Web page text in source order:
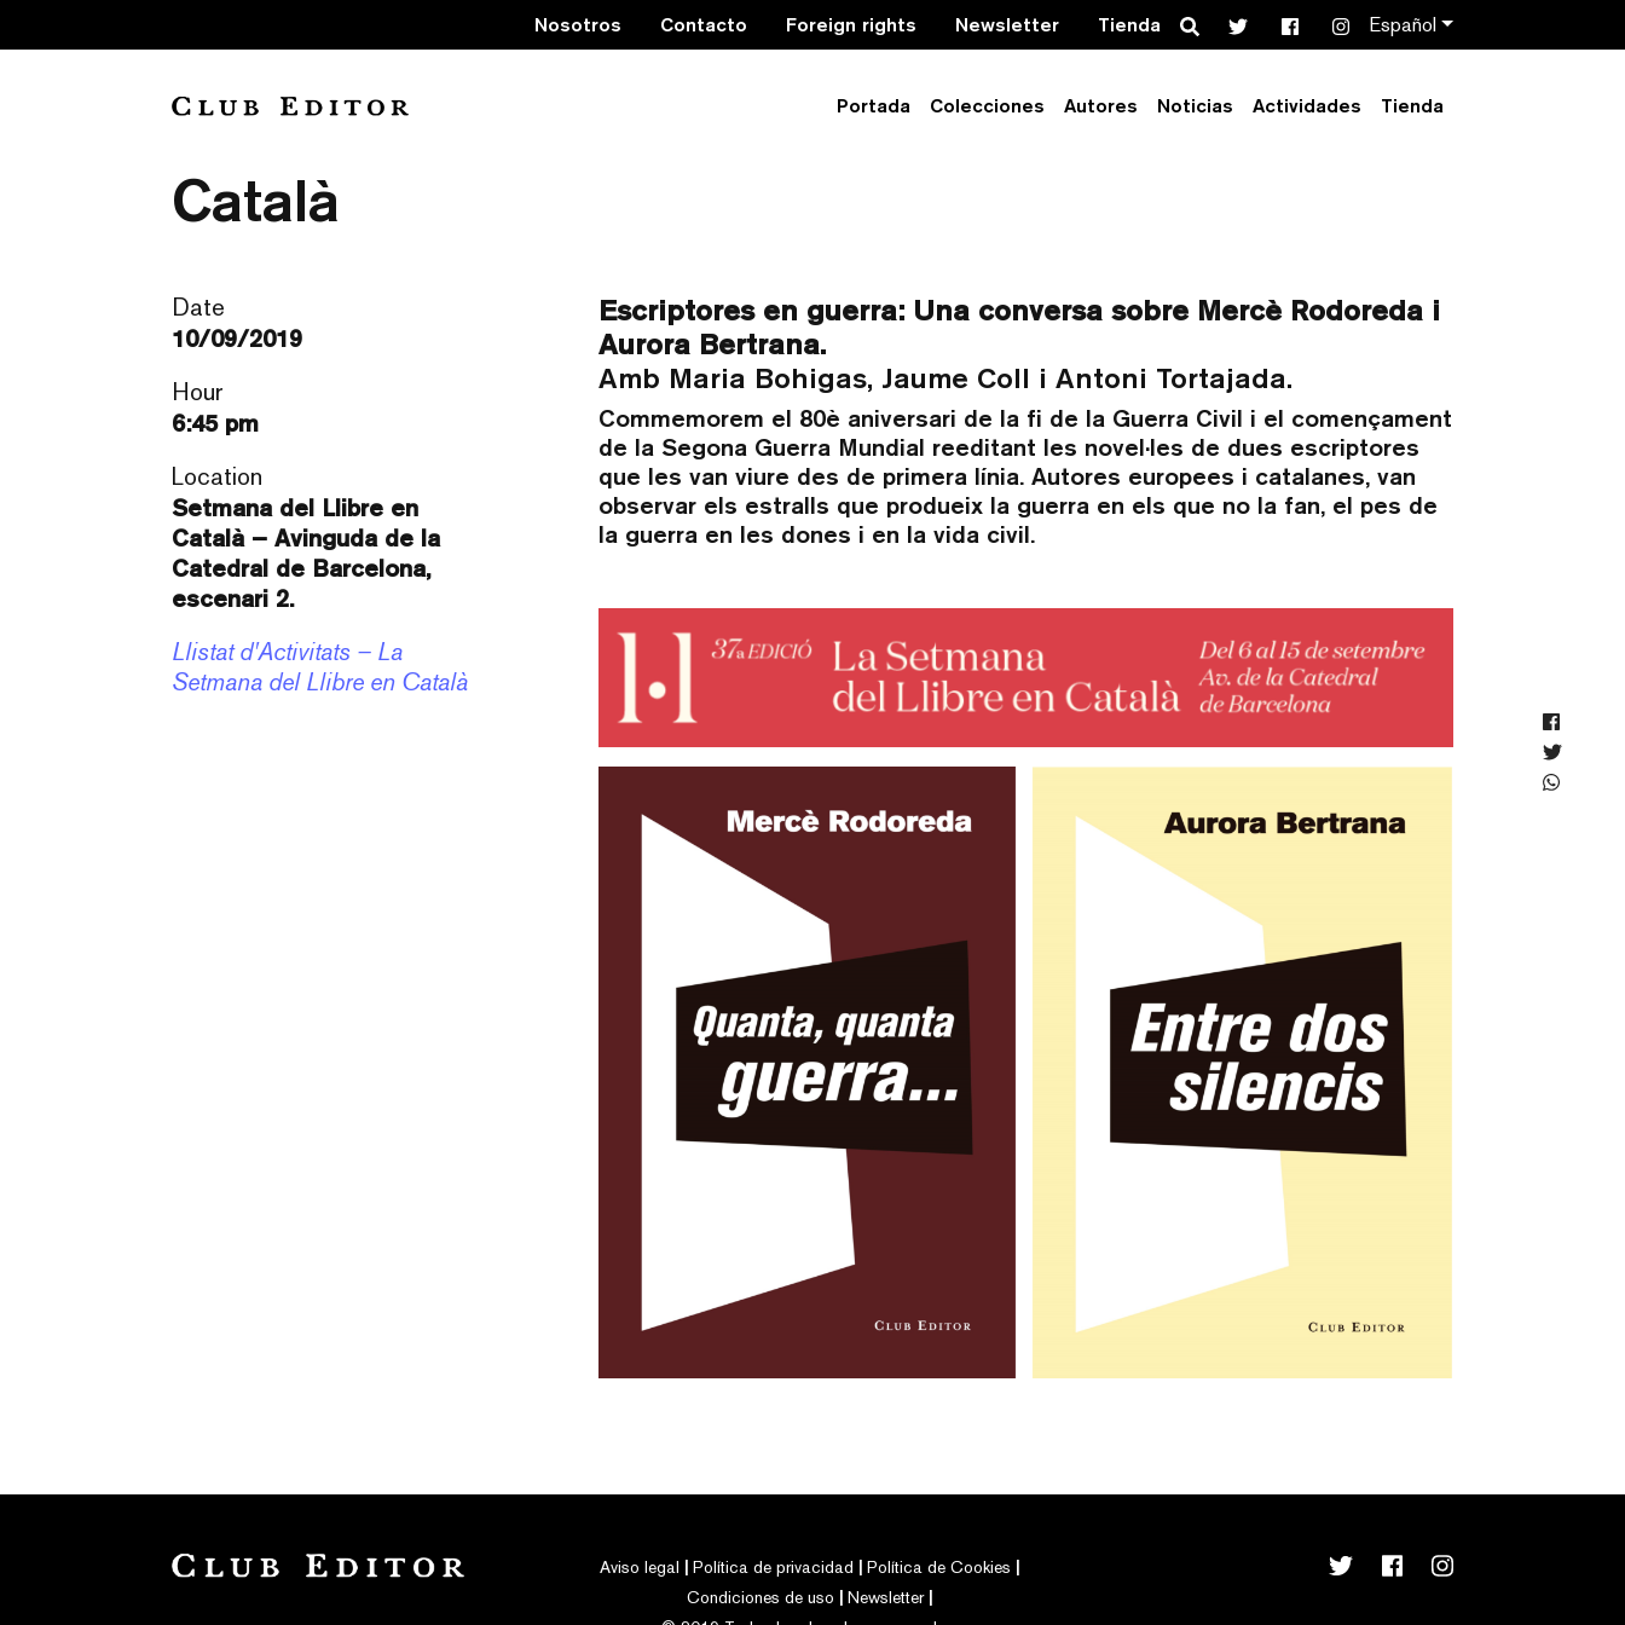
Nosotros Contacto Foreign rights Newsletter Tienda Search Español
Portada Colecciones Autores Noticias Actividades Tienda
Escriptores en guerra – Setmana del Llibre en
Català
Date
10/09/2019
Hour
6:45 pm
Location
Setmana del Llibre en
Català – Avinguda de la
Catedral de Barcelona,
escenari 2.
Llistat d'Activitats – La
Setmana del Llibre en Català
Escriptores en guerra: Una conversa sobre Mercè Rodoreda i
Aurora Bertrana.
Amb Maria Bohigas, Jaume Coll i Antoni Tortajada.
Commemorem el 80è aniversari de la fi de la Guerra Civil i el començament
de la Segona Guerra Mundial reeditant les novel·les de dues escriptores
que les van viure des de primera línia. Autores europees i catalanes, van
observar els estralls que produeix la guerra en els que no la fan, el pes de
la guerra en les dones i en la vida civil.
Aviso legal Política de privacidad
Política de Cookies
Condiciones de uso
Newsletter